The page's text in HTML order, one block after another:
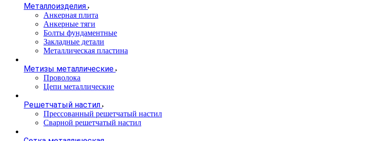
Металлоизделия
Анкерная плита
Анкерные тяги
Болты фундаментные
Закладные детали
Металлическая пластина
Метизы металлические
Проволока
Цепи металлические
Решетчатый настил
Прессованный решетчатый настил
Сварной решетчатый настил